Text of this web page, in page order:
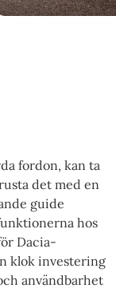
fordon, kan ta
det med en
guide
hos
Dacia-
klok investering
användbarhet